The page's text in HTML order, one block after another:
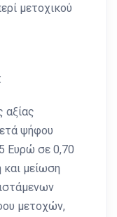
μετοχικού
αξίας
ψήφου
Ευρώ σε 0,70
μείωση
μετοχών,